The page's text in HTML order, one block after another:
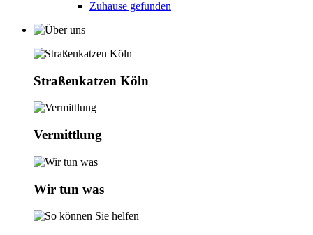
Zuhause gefunden
Straßenkatzen Köln
Vermittlung
Wir tun was